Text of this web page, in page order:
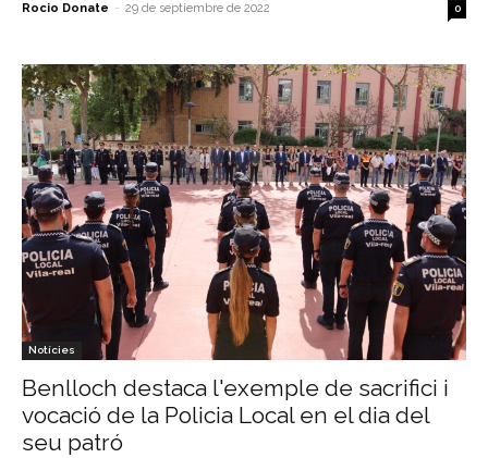
Rocio Donate - 29 de septiembre de 2022 0
Notícies
Benlloch destaca l'exemple de sacrifici i
vocació de la Policia Local en el dia del
seu patró